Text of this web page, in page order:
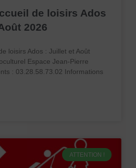
de loisirs Ados
2026
loisirs Ados : Juillet et Août
Espace Jean-Pierre
: 03.28.58.73.02 Informations
ATTENTION !